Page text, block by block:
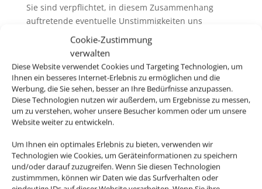
Cookie-Zustimmung
verwalten
Diese Website verwendet Cookies und Targeting Technologien, um
Ihnen ein besseres Internet-Erlebnis zu ermöglichen und die
Werbung, die Sie sehen, besser an Ihre Bedürfnisse anzupassen.
Diese Technologien nutzen wir außerdem, um Ergebnisse zu messen,
um zu verstehen, woher unsere Besucher kommen oder um unsere
Website weiter zu entwickeln.
Um Ihnen ein optimales Erlebnis zu bieten, verwenden wir
Technologien wie Cookies, um Geräteinformationen zu speichern
und/oder darauf zuzugreifen. Wenn Sie diesen Technologien
zustimmmen, können wir Daten wie das Surfverhalten oder
Sie sind verpflichtet, in diesem Zusammenhang
auftretende eventuelle Unstimmigkeiten uns
unverzüglich mitzuteilen.
6.3. Wir erheben in der Regel keine eigenen
Servicegebühren oder Bearbeitungsentgelte für
Rücktritt / Umbuchung und /oder Stornierung. Wenn
wir Servicegebühren oder Bearbeitungsentgelte
erheben, informieren wir sie vor der Buchung
darüber. Generell ausgenommen hiervon ist der
Rücktritt / die Umbuchung und /oder die Stornierung
von nicht im Zusammenhang mit einer Pauschalreise
gebuchten Flugbeförderungsleistungen („Nur-Flug-
Buchung“). Hier erheben wir ggfs. eigene
Servicegebühren oder Bearbeitungsentgelte (siehe